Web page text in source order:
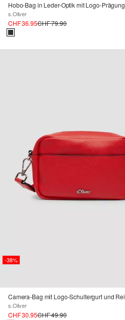
Hobo-Bag in Leder-Optik mit Logo-Prägung
s.Oliver
CHF 36.95CHF 79.90
-38%
s.Oliver
CHF 30.95CHF 49.90